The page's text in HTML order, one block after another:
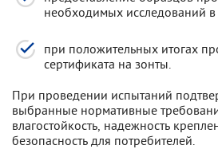
необходимых исследований
при положительных итогах
сертификата на зонты.
При проведении испытаний
выбранные нормативные
влагостойкость, надежность
безопасность для потребителей.